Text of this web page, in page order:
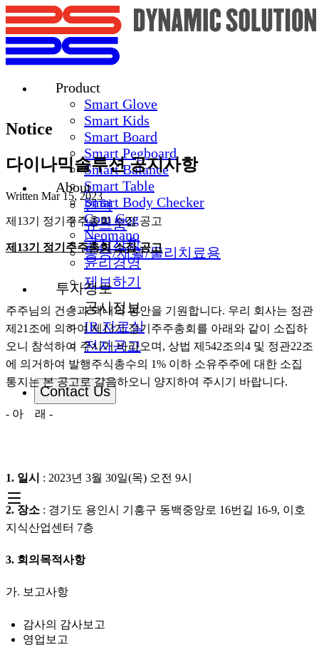
Product
Smart Glove
Smart Kids
Smart Board
Smart Pegboard
Smart Balance
Smart Table
Smart Body Checker
Com Cog
Neomano
통증/재활/물리치료용
About
연혁
뉴스룸
공지사항
윤리경영
제보하기
투자정보
공시정보
IR 자료실
전자공고
Contact Us
Notice
다이나믹솔루션 공지사항
Written Mar 15, 2023
제13기 정기주주총회 소집 공고
제13기 정기주주총회 소집 공고
주주님의 건승과 댁내의 평안을 기원합니다. 우리 회사는 정관
제21조에 의하여 제13기 정기주주총회를 아래와 같이 소집하
오니 참석하여 주시기 바라오며, 상법 제542조의4 및 정관22조
에 의거하여 발행주식총수의 1% 이하 소유주주에 대한 소집
통지는 본 공고로 갈음하오니 양지하여 주시기 바랍니다.
- 아    래 -
1. 일시 : 2023년 3월 30일(목) 오전 9시
2. 장소 : 경기도 용인시 기흥구 동백중앙로 16번길 16-9, 이호
지식산업센터 7층
3. 회의목적사항
가. 보고사항
감사의 감사보고
영업보고